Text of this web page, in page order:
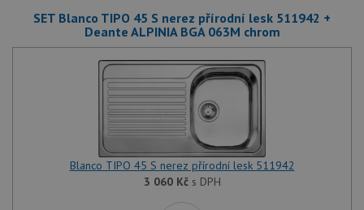
SET Blanco TIPO 45 S nerez přírodní lesk 511942 +
Deante ALPINIA BGA 063M chrom
Blanco TIPO 45 S nerez přírodní lesk 511942
3 060 Kčs DPH
Nezbytně nutné soubory
Výkonové soubory
Funkční soubory
Nezařazené soubory